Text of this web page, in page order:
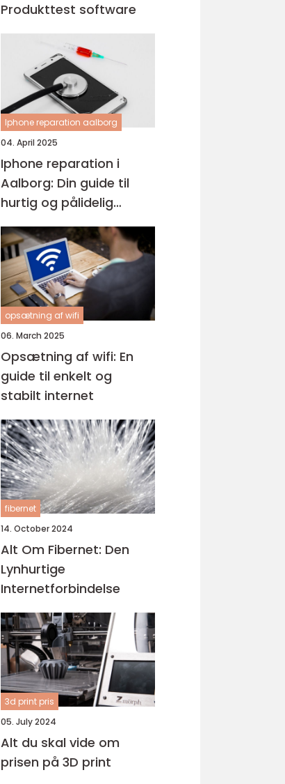
Produkttest software
Iphone reparation aalborg
04. April 2025
Iphone reparation i
Aalborg: Din guide til
hurtig og pålidelig
service
opsætning af wifi
06. March 2025
Opsætning af wifi: En
guide til enkelt og
stabilt internet
fibernet
14. October 2024
Alt Om Fibernet: Den
Lynhurtige
Internetforbindelse
3d print pris
05. July 2024
Alt du skal vide om
prisen på 3D print